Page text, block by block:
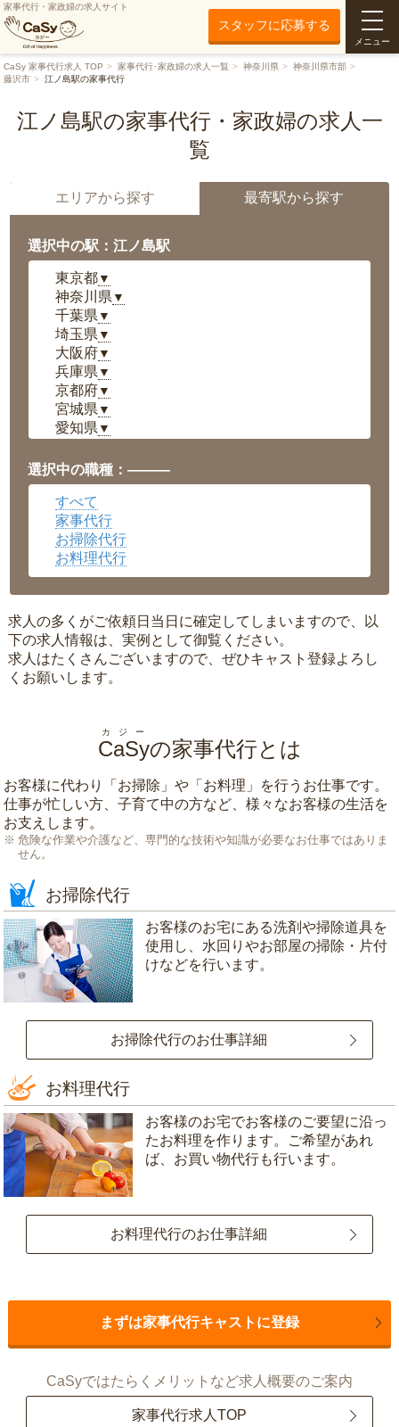
家事代行・家政婦の求人サイト
スタッフに応募する
メニュー
CaSy 家事代行求人 TOP 家事代行･家政婦の求人一覧 神奈川県
神奈川県市部
藤沢市
江ノ島駅の家事代行
江ノ島駅の家事代行・家政婦の求人一
覧
エリアから探す 最寄駅から探す
選択中の駅：江ノ島駅
東京都▼
神奈川県 ▼
千葉県 ▼
埼玉県 ▼
大阪府▼
兵庫県 ▼
京都府▼
宮城県 ▼
愛知県 ▼
岡山県▼
広島県▼
沖縄県
選択中の職種：———
すべて
家事代行
お掃除代行
お料理代行
求人の多くがご依頼日当日に確定してしまいますので、以
下の求人情報は、実例として御覧ください。
求人はたくさんございますので、ぜひキャスト登録よろし
くお願いします。
CaSy
カジー
の家事代行とは
お客様に代わり「 お掃除 」や「 お料理 」を行うお仕事です。
仕事が忙しい方、子育て中の方など、様々なお客様の生活を
お支えします。
危険な作業や介護など、専門的な技術や知識が必要なお仕事ではありま
せん。
お掃除代行
お客様のお宅にある洗剤や掃除道具を
使用し、水回りやお部屋の掃除・片付
けなどを行います。
お掃除代行のお仕事詳細
お料理代行
お客様のお宅でお客様のご要望に沿っ
たお料理を作ります。ご希望があれ
ば、お買い物代行も行います。
お料理代行のお仕事詳細
まずは家事代行キャストに登録
CaSyではたらくメリットなど求人概要のご案内
家事代行求人TOP